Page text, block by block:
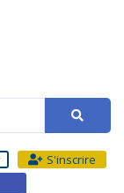
S'inscrire